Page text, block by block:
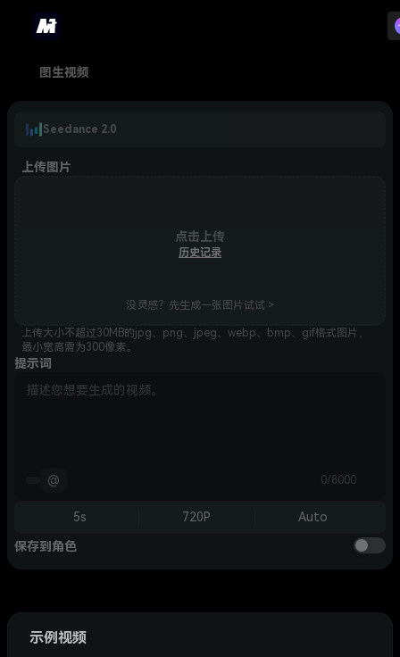
图生视频
Seedance 2.0
上传图片
点击上传
历史记录
没灵感？先生成一张图片试试 >
上传大小不超过30MB的jpg、png、jpeg、webp、bmp、gif格式图片，
最小宽高需为300像素。
提示词
@ 0/8000
5s 720P Auto
保存到角色
示例视频